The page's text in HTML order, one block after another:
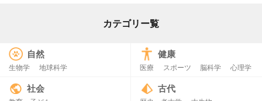
カテゴリー覧
自然
生物学 地球科学
健康
医療 スポーツ 脳科学 心理学
社会 古代